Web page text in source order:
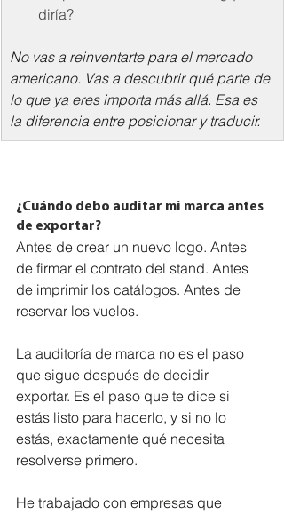
diría?
No vas a reinventarte para el mercado
americano. Vas a descubrir qué parte de
lo que ya eres importa más allá. Esa es
la diferencia entre posicionar y traducir.
¿Cuándo debo auditar mi marca antes
de exportar?
Antes de crear un nuevo logo. Antes
de firmar el contrato del stand. Antes
de imprimir los catálogos. Antes de
reservar los vuelos.
La auditoría de marca no es el paso
que sigue después de decidir
exportar. Es el paso que te dice si
estás listo para hacerlo, y si no lo
estás, exactamente qué necesita
resolverse primero.
He trabajado con empresas que